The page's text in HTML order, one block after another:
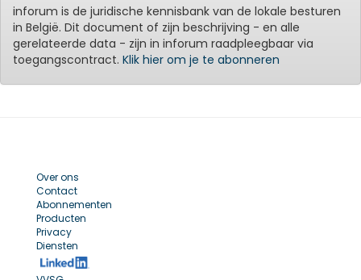
inforum is de juridische kennisbank van de lokale besturen
in België. Dit document of zijn beschrijving - en alle
gerelateerde data - zijn in inforum raadpleegbaar via
toegangscontract. Klik hier om je te abonneren
Over ons
Contact
Abonnementen
Producten
Privacy
Diensten